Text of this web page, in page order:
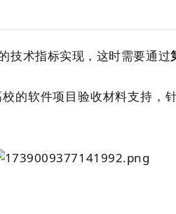
技术指标实现，这时需要通过
的软件项目验收材料支持，